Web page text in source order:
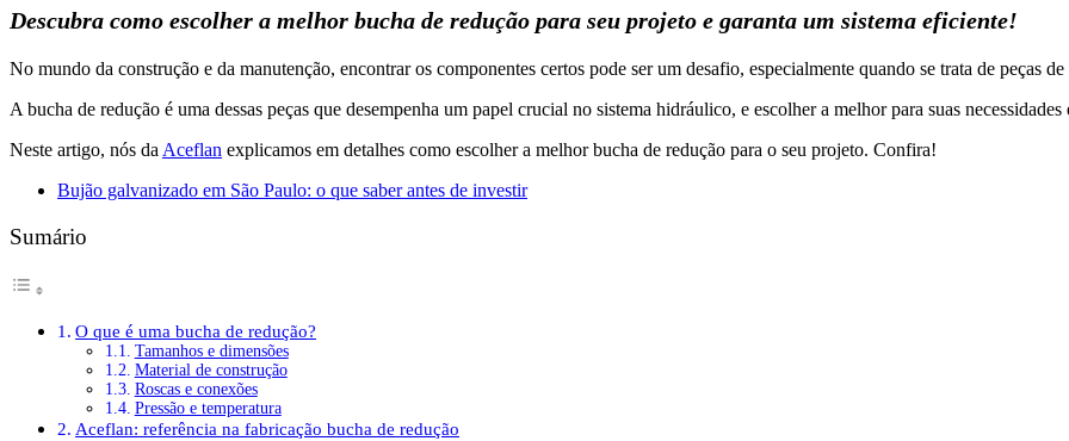
Descubra como escolher a melhor bucha de redução para seu projeto e garanta um sistema eficiente!
No mundo da construção e da manutenção, encontrar os componentes certos pode ser um desafio, especialmente quando se trata de peças
A bucha de redução é uma dessas peças que desempenha um papel crucial no sistema hidráulico, e escolher a melhor para suas
Neste artigo, nós da Aceflan explicamos em detalhes como escolher a melhor bucha de redução para o seu projeto. Confira!
Bujão galvanizado em São Paulo: o que saber antes de investir
Sumário
O que é uma bucha de redução?
Tamanhos e dimensões
Material de construção
Roscas e conexões
Pressão e temperatura
Aceflan: referência na fabricação bucha de redução